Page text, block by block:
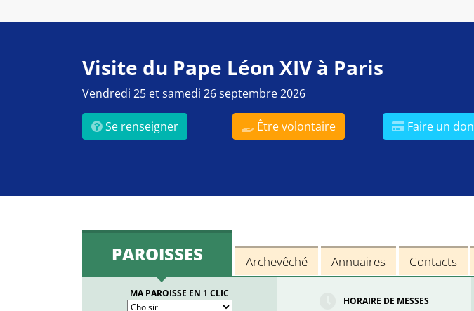
Visite du Pape Léon XIV à Paris
Vendredi 25 et samedi 26 septembre 2026
Se renseigner Être volontaire Faire un don
PAROISSES Archevêché Annuaires Contacts
MA PAROISSE EN 1 CLIC
HORAIRE DE MESSES